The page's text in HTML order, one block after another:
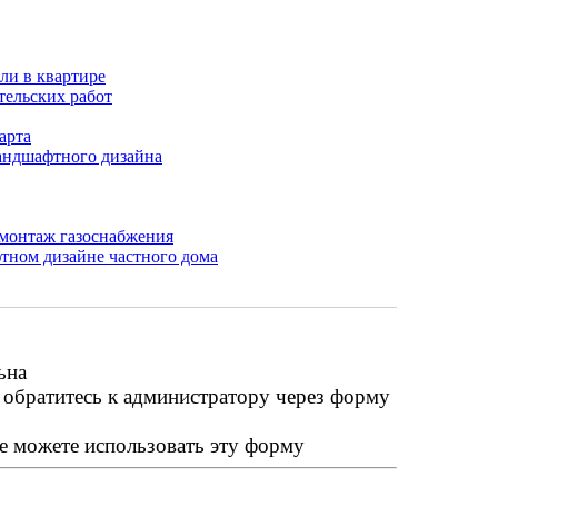
в квартире
работ
дизайна
газоснабжения
дизайне частного дома
к администратору через форму
можете использовать эту форму